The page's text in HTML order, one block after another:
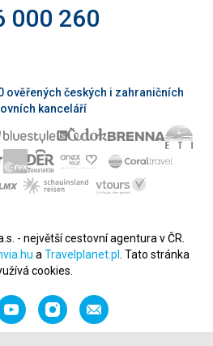
000 260
ověřených českých i zahraničních
kanceláří
- největší cestovní agentura v ČR.
a Travelplanet.pl
. Tato stránka
cookies.
YouTubeInstagramNapište
nám